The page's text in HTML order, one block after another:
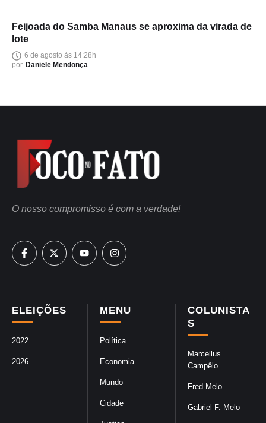
Feijoada do Samba Manaus se aproxima da virada de
lote
6 de agosto às 14:28h
por Daniele Mendonça
COLUNISTA
S
Marcellus
Campêlo
Fred Melo
Gabriel F. Melo
MENU
Política
Economia
Mundo
Cidade
ELEIÇÕES
2022
2026
O nosso compromisso é com a verdade!